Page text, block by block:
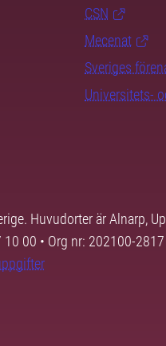
CSN
Mecenat
Sveriges
Universitets-
Huvudorter är Alnarp,
00 • Org nr: 202100-2817